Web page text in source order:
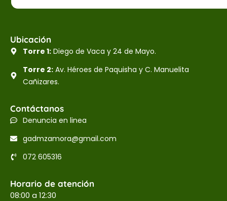
Ubicación
Torre 1:Diego de Vaca y 24 de Mayo.
Torre 2:Av. Héroes de Paquisha y C. Manuelita
Cañizares.
Contáctanos
Denuncia en linea
gadmzamora@gmail.com
072 605316
Horario de atención
08:00 a 12:30